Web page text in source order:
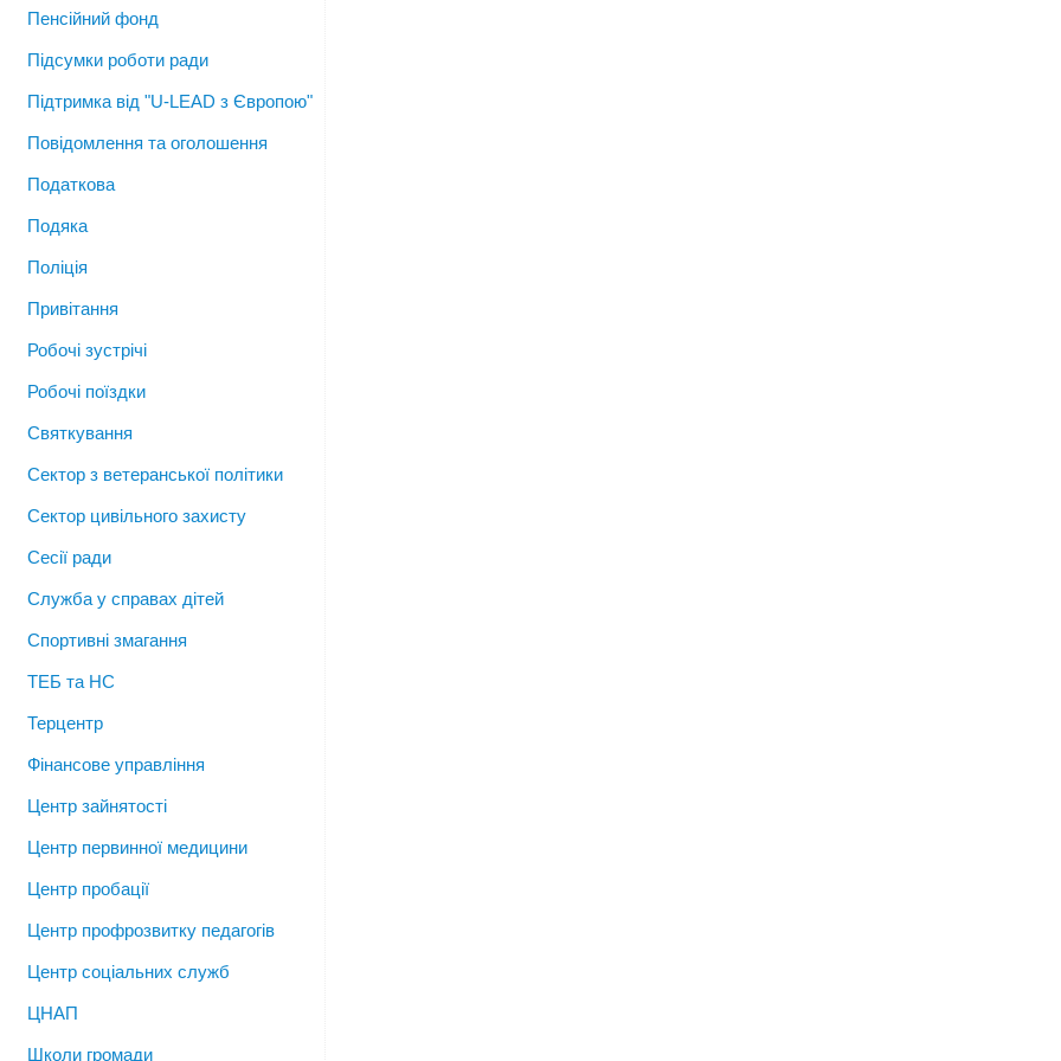
Пенсійний фонд
Підсумки роботи ради
Підтримка від "U-LEAD з Європою"
Повідомлення та оголошення
Податкова
Подяка
Поліція
Привітання
Робочі зустрічі
Робочі поїздки
Святкування
Сектор з ветеранської політики
Сектор цивільного захисту
Сесії ради
Служба у справах дітей
Спортивні змагання
ТЕБ та НС
Терцентр
Фінансове управління
Центр зайнятості
Центр первинної медицини
Центр пробації
Центр профрозвитку педагогів
Центр соціальних служб
ЦНАП
Школи громади